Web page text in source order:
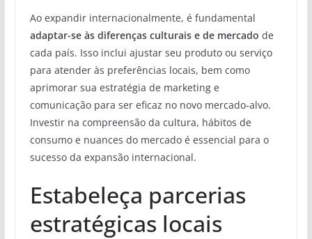
Ao expandir internacionalmente, é fundamental
adaptar-se às diferenças culturais e de mercado de
cada país. Isso inclui ajustar seu produto ou serviço
para atender às preferências locais, bem como
aprimorar sua estratégia de marketing e
comunicação para ser eficaz no novo mercado-alvo.
Investir na compreensão da cultura, hábitos de
consumo e nuances do mercado é essencial para o
sucesso da expansão internacional.
Estabeleça parcerias
estratégicas locais